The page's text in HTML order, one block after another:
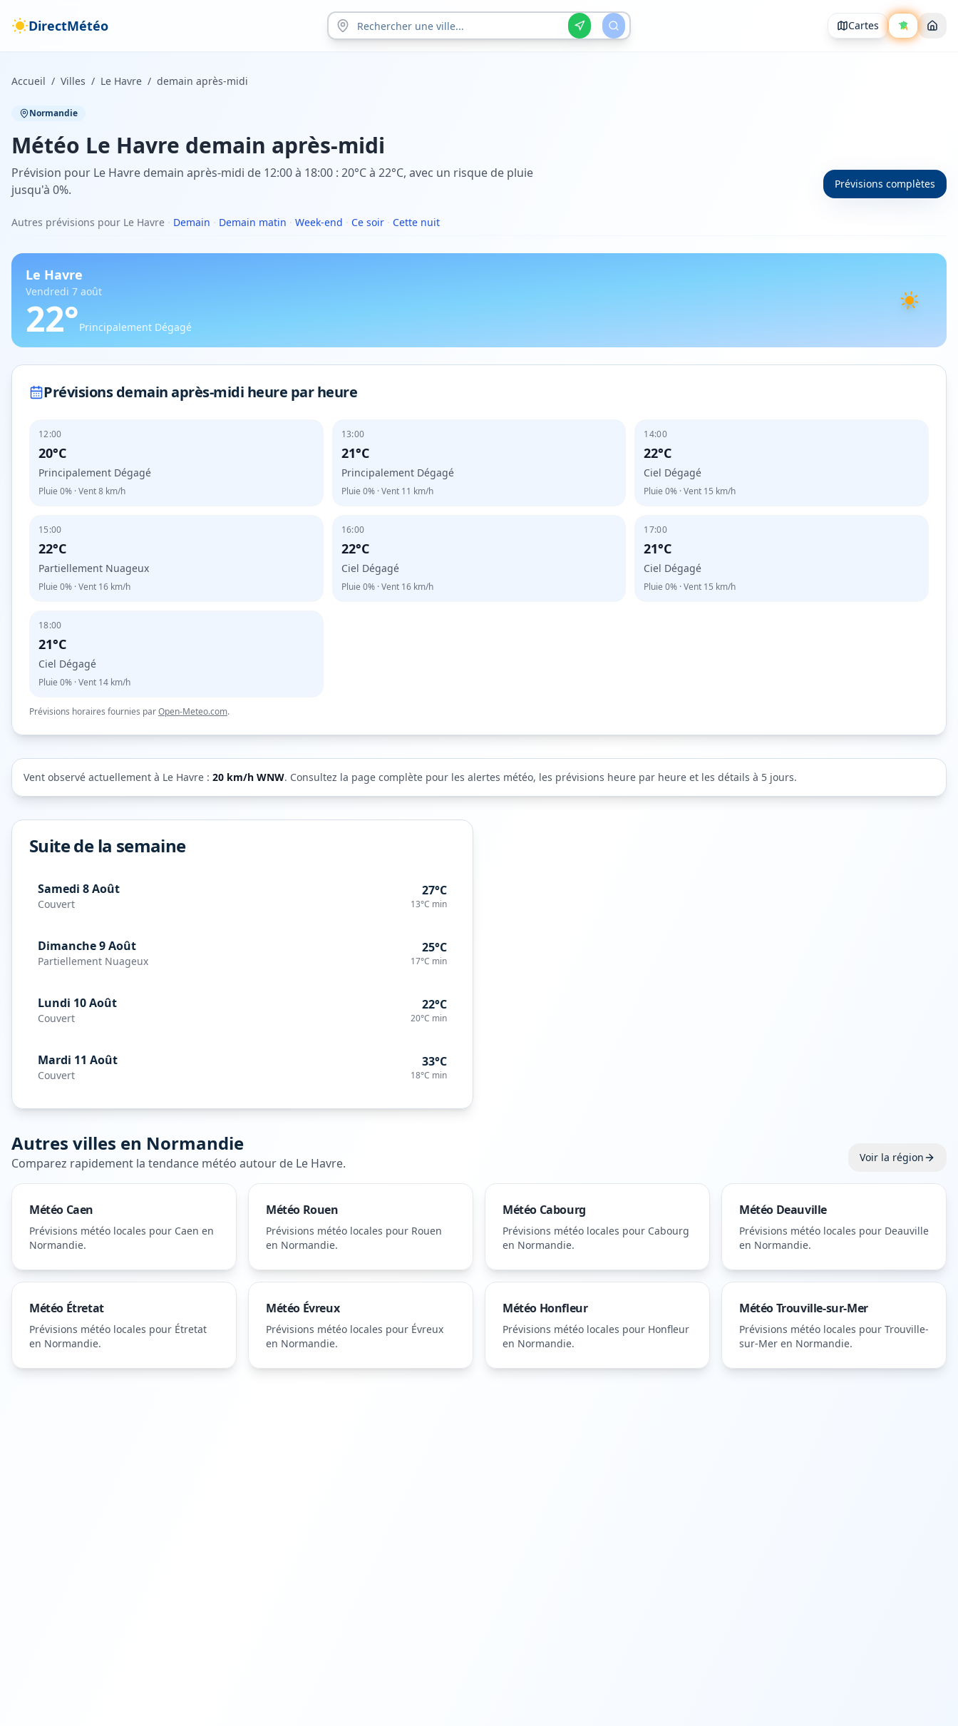
DirectMétéo Cartes
Accueil / Villes / Le Havre / demain après-midi
Normandie
Météo Le Havre demain après-midi
Prévision pour Le Havre demain après-midi de 12:00 à 18:00 : 20°C à 22°C, avec un risque de pluie
jusqu'à 0%.
Prévisions complètes
Autres prévisions pour Le Havre · Demain · Demain matin · Week-end · Ce soir · Cette nuit
Le Havre
Vendredi 7 août
22°Principalement Dégagé
Prévisions demain après-midi heure par heure
12:00
20°C
Principalement Dégagé
Pluie 0% · Vent8 km/h
13:00
21°C
Principalement Dégagé
Pluie 0%· Vent 11 km/h
14:00
22°C
Ciel Dégagé
Pluie0% · Vent 15 km/h
15:00
22°C
Partiellement Nuageux
Pluie 0% · Vent 16 km/h
16:00
22°C
Ciel Dégagé
Pluie 0%· Vent 16km/h
17:00
21°C
Ciel Dégagé
Pluie0% · Vent 15 km/h
18:00
21°C
Ciel Dégagé
Pluie 0% · Vent 14 km/h
Prévisions horaires fournies parOpen-Meteo.com.
Vent observé actuellement à Le Havre : 20 km/h WNW. Consultez la page complète pour les alertes météo, les prévisions heure par heure et les détails à 5 jours.
Suite de la semaine
Samedi 8 Août
Couvert
27°C
13°C min
Dimanche 9 Août
Partiellement Nuageux
25°C
17°C min
Lundi 10 Août
Couvert
22°C
20°C min
Mardi 11 Août
Couvert
33°C
18°C min
Autres villes en Normandie
Comparez rapidement la tendance météo autour de Le Havre. Voir la région
Météo Caen
Prévisions météo locales pour Caen en
Normandie.
Météo Rouen
Prévisions météo locales pour Rouen
en Normandie.
Météo Cabourg
Prévisions météo locales pour Cabourg
en Normandie.
Météo Deauville
Prévisions météo locales pour Deauville
en Normandie.
Météo Étretat
Prévisions météo locales pour Étretat
en Normandie.
Météo Évreux
Prévisions météo locales pour Évreux
en Normandie.
Météo Honfleur
Prévisions météo locales pour Honfleur
en Normandie.
MétéoTrouville-sur-Mer
Prévisions météo locales pour Trouville-
sur-Mer en Normandie.